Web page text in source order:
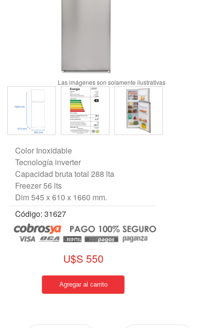
Color Inoxidable
Tecnología inverter
Capacidad bruta total 288 lta
Freezer 56 lts
Dim 545 x 610 x 1660 mm.
Código: 31627
U$S 550